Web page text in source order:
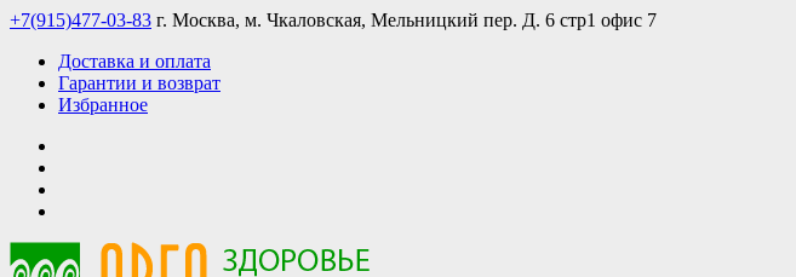
Skip
content
+7(915)477-03-83 г. Москва, м. Чкаловская, Мельницкий пер. Д. 6 стр1 офис 7
Доставка и оплата
Гарантии и возврат
Избранное